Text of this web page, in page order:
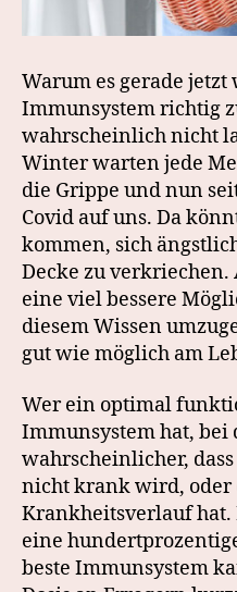
Warum es gerade
Immunsystem richtig
wahrscheinlich nicht
Winter warten jede
die Grippe und nun
Covid auf uns. Da
kommen, sich
Decke zu
eine viel bessere
diesem Wissen
gut wie möglich am
Wer ein optimal
Immunsystem hat, bei
wahrscheinlicher,
nicht krank wird,
Krankheitsverlauf
eine
beste Immunsystem